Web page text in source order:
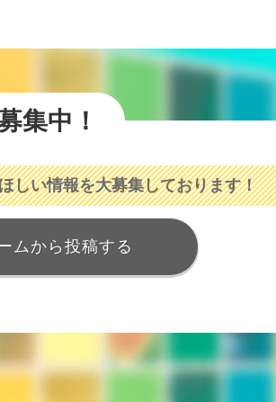
集中！
しい情報を大募集しております！
ムから投稿する